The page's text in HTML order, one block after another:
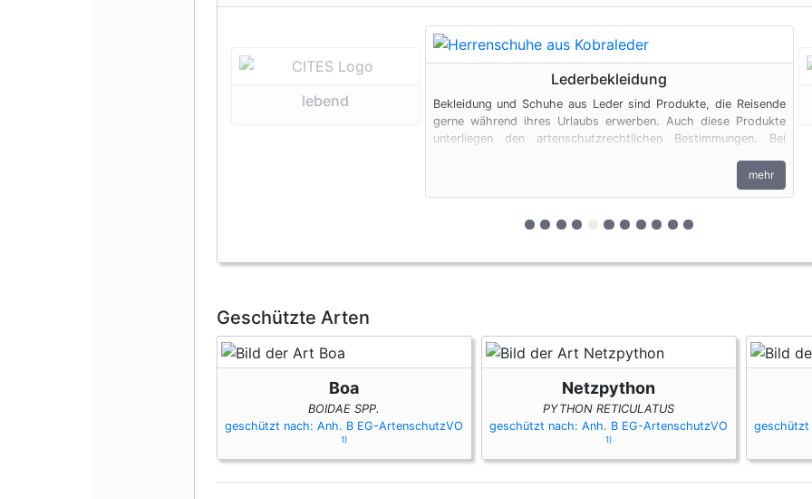
Vorherige geschützte Erscheinungsform
lebend
Lederbekleidung
Bekleidung und Schuhe aus Leder sind Produkte, die Reisende
gerne während ihres Urlaubs erwerben. Auch diese Produkte
unterliegen den artenschutzrechtlichen Bestimmungen. Bei
Erzeugnisse von Krokodilen des Anhangs B pro Person
genehmigungsfrei, wenn diese im persönlichen Gepäck
Dokumentenfreiheit ausgenommen.
mehr
zur 1. geschützten Erscheinungsform
zur 2. geschützten Erscheinungsform
zur 3. geschützten Erscheinungsform
zur 4. geschützten
zur 5. geschützten
zur 6. geschützten
zur 7. geschützten
zur 8. geschützten
zur 9. geschützten
zur 10. geschützten
zur 11.
Geschützte Arten
Boa
BOIDAE SPP.
geschützt nach: Anh. B EG-ArtenschutzVO
1)
Netzpython
PYTHON RETICULATUS
geschützt nach: Anh. B EG-ArtenschutzVO
1)
geschützt